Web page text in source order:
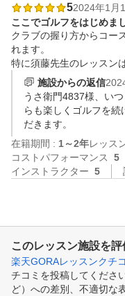
52024年1月
ここでゴルフをはじめま
クラブの握り方からコー
れます。
特に須藤先生のレッスン
施設からの返信
うさ衛門4837様、い
らも楽しくゴルフを
だきます。
在籍期間 : 1～2年レッス
コストパフォーマンス
5
インストラクター 5
このレッスン施設を評
楽天GORAレッスンクチ
チコミを投稿してくださ
ど）への差別、不適切な